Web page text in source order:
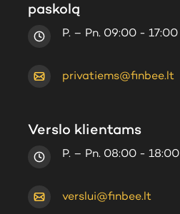
paskolą
P. – Pn. 09:00 - 17:00
privatiems@finbee.lt
Verslo klientams
P. – Pn. 08:00 - 18:00
verslui@finbee.lt